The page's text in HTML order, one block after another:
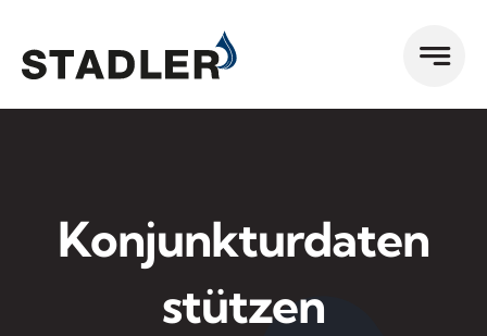
Inhalt
springen
Konjunkturdaten
stützen